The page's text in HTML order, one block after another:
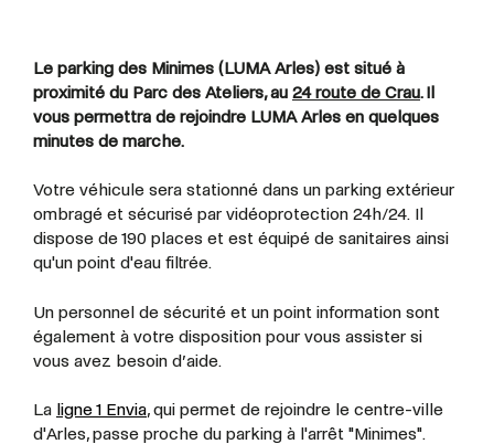
Le parking des Minimes (LUMA Arles) est situé à
proximité du Parc des Ateliers, au 24 route de Crau. Il
vous permettra de rejoindre LUMA Arles en quelques
minutes de marche.
Votre véhicule sera stationné dans un parking extérieur
ombragé et sécurisé par vidéoprotection 24h/24. Il
dispose de 190 places et est équipé de sanitaires ainsi
qu'un point d'eau filtrée.
Un personnel de sécurité et un point information sont
également à votre disposition pour vous assister si
vous avez besoin d’aide.
La ligne 1 Envia, qui permet de rejoindre le centre-ville
d'Arles, passe proche du parking à l'arrêt "Minimes".